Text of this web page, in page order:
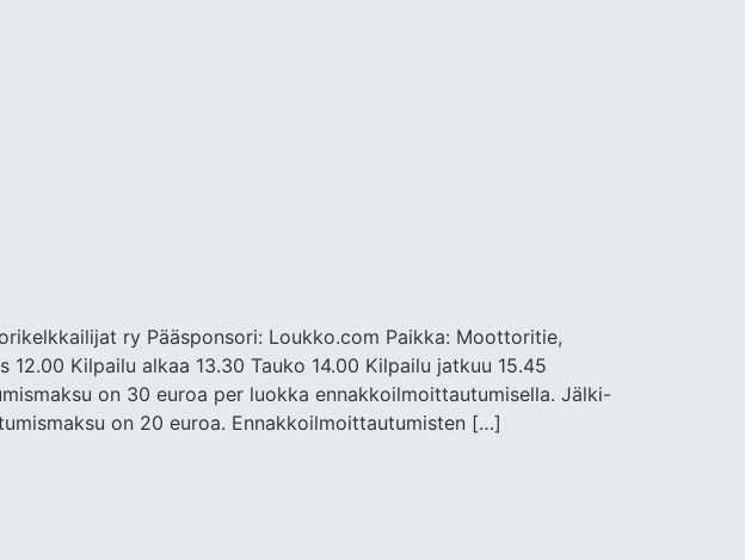
ry Pääsponsori: Loukko.com Paikka: Moottoritie,
12.00 Kilpailu alkaa 13.30 Tauko 14.00 Kilpailu jatkuu 15.45
on 30 euroa per luokka ennakkoilmoittautumisella. Jälki-
on 20 euroa. Ennakkoilmoittautumisten […]